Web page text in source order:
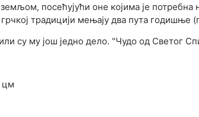
посећујући оне којима је
традицији мењају два пута годишње
су му још једно дело. "Чудо од Светог
цм